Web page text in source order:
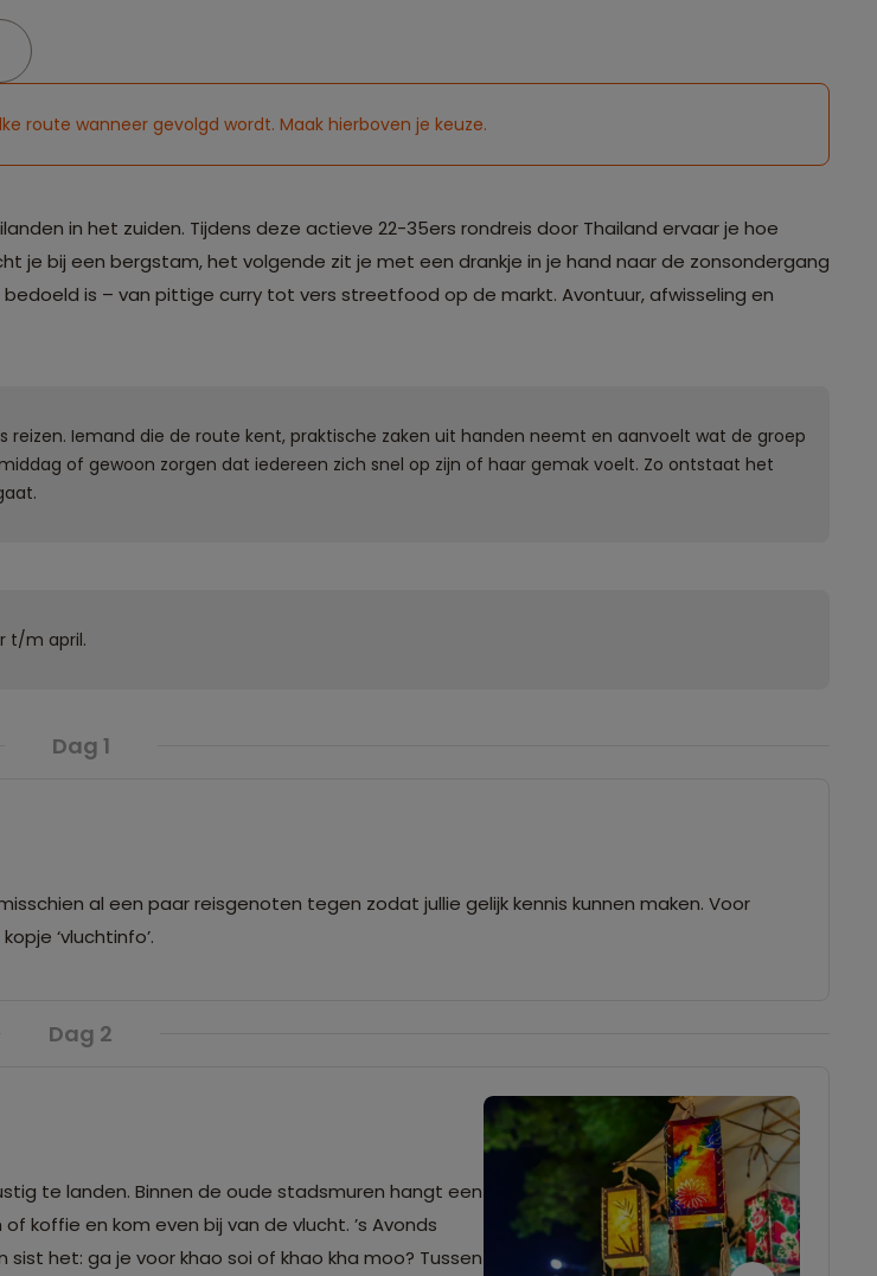
route wanneer gevolgd wordt. Maak hierboven je keuze.
in het zuiden. Tijdens deze actieve 22-35ers rondreis door Thailand ervaar je hoe
je bij een bergstam, het volgende zit je met een drankje in je hand naar de zonsondergang
is – van pittige curry tot vers streetfood op de markt. Avontuur, afwisseling en
reizen. Iemand die de route kent, praktische zaken uit handen neemt en aanvoelt wat de groep
of gewoon zorgen dat iedereen zich snel op zijn of haar gemak voelt. Zo ontstaat het
t/m april.
Dag 1
al een paar reisgenoten tegen zodat jullie gelijk kennis kunnen maken. Voor
‘vluchtinfo’.
Dag 2
te landen. Binnen de oude stadsmuren hangt een
koffie en kom even bij van de vlucht. ’s Avonds
het: ga je voor khao soi of khao kha moo? Tussen